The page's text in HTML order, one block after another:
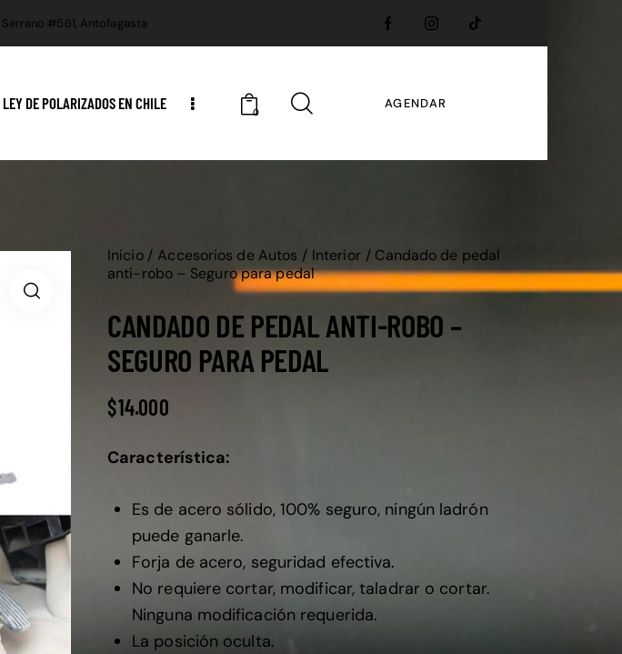
Serrano #561, Antofagasta
LEY DE POLARIZADOS EN CHILE
0
AGENDAR
Inicio Accesorios de Autos Interior
Candado de pedal
anti-robo – Seguro para pedal
CANDADO DE PEDAL ANTI-ROBO –
SEGURO PARA PEDAL
$14.000
Característica:
Es de acero sólido, 100% seguro, ningún ladrón
puede ganarle.
Forja de acero, seguridad efectiva.
No requiere cortar, modificar, taladrar o cortar.
Ninguna modificación requerida.
La posición oculta.